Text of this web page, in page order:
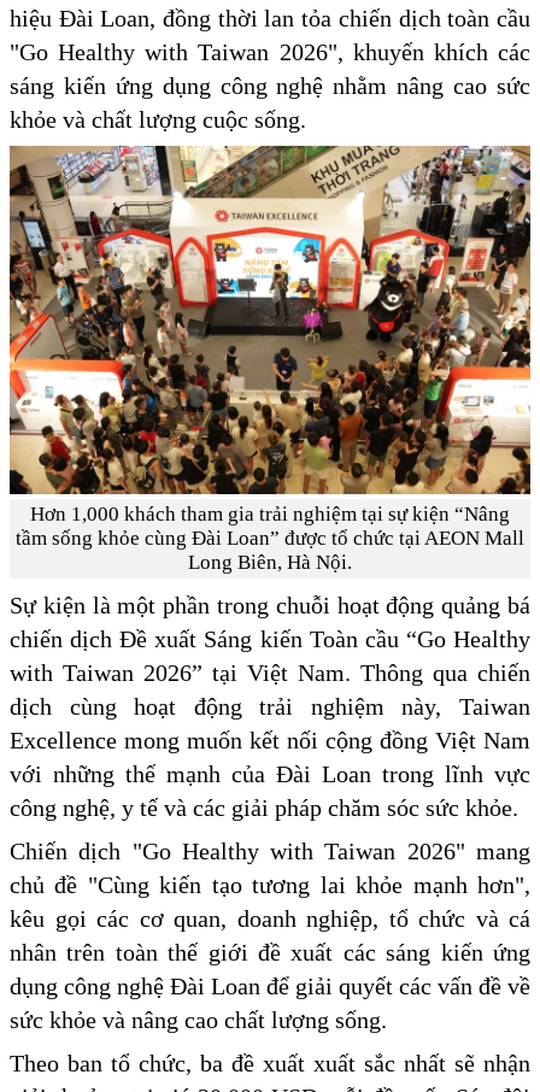
hiệu Đài Loan, đồng thời lan tỏa chiến dịch toàn cầu
"Go Healthy with Taiwan 2026", khuyến khích các
sáng kiến ứng dụng công nghệ nhằm nâng cao sức
khỏe và chất lượng cuộc sống.
Hơn 1,000 khách tham gia trải nghiệm tại sự kiện “Nâng
tầm sống khỏe cùng Đài Loan” được tổ chức tại AEON Mall
Long Biên, Hà Nội.
Sự kiện là một phần trong chuỗi hoạt động quảng bá
chiến dịch Đề xuất Sáng kiến Toàn cầu “Go Healthy
with Taiwan 2026” tại Việt Nam. Thông qua chiến
dịch cùng hoạt động trải nghiệm này, Taiwan
Excellence mong muốn kết nối cộng đồng Việt Nam
với những thế mạnh của Đài Loan trong lĩnh vực
công nghệ, y tế và các giải pháp chăm sóc sức khỏe.
Chiến dịch "Go Healthy with Taiwan 2026" mang
chủ đề "Cùng kiến tạo tương lai khỏe mạnh hơn",
kêu gọi các cơ quan, doanh nghiệp, tổ chức và cá
nhân trên toàn thế giới đề xuất các sáng kiến ứng
dụng công nghệ Đài Loan để giải quyết các vấn đề về
sức khỏe và nâng cao chất lượng sống.
Theo ban tổ chức, ba đề xuất xuất sắc nhất sẽ nhận